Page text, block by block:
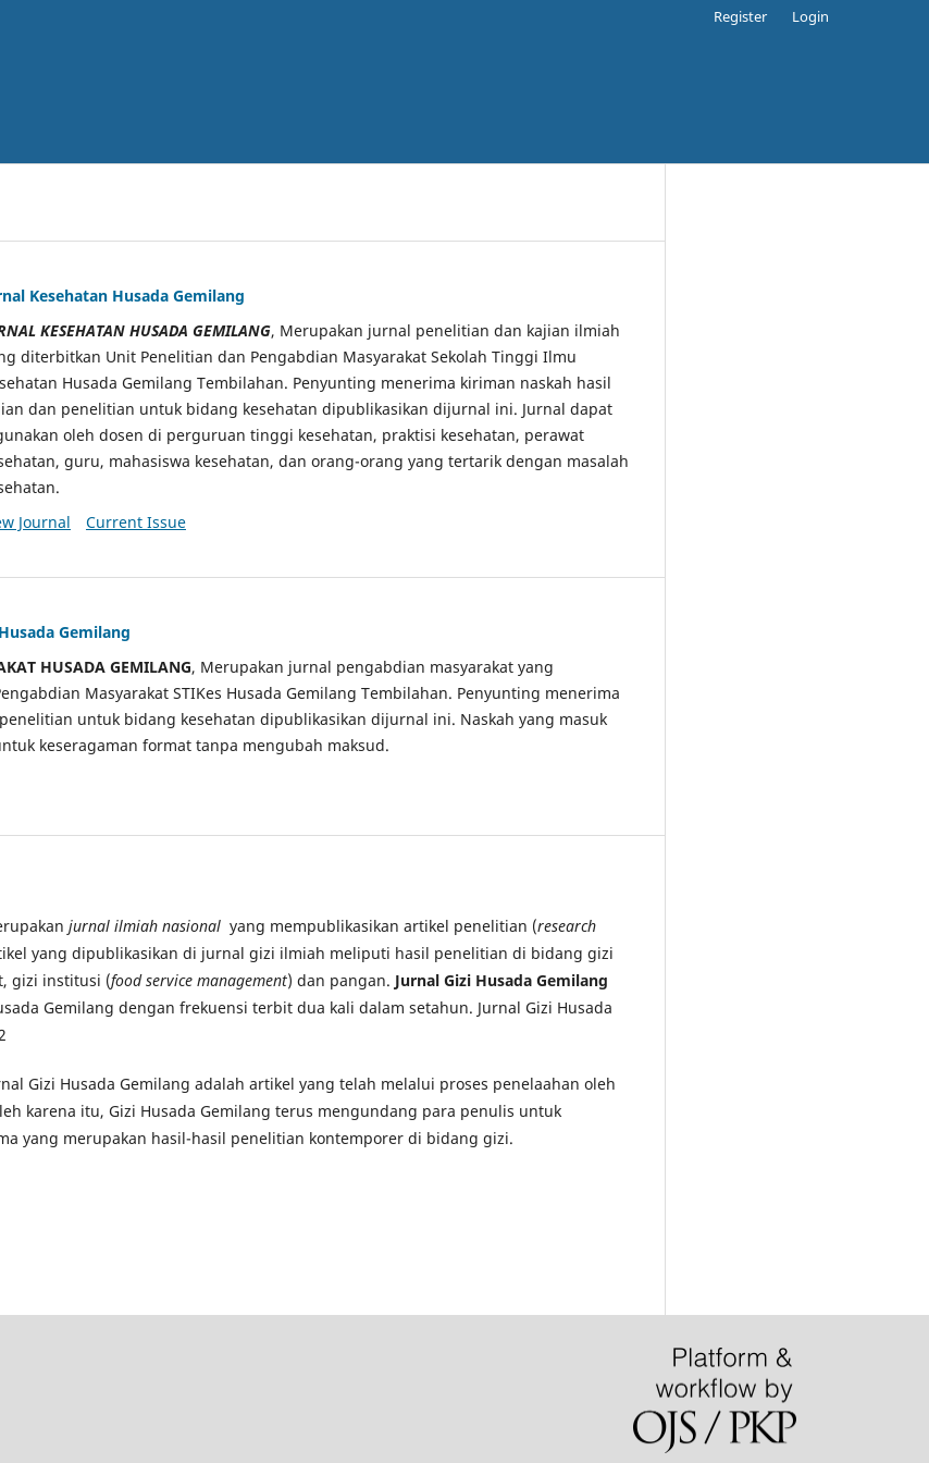
Register Login
Kesehatan Husada Gemilang
KESEHATAN HUSADA GEMILANG, Merupakan jurnal penelitian dan kajian ilmiah
diterbitkan Unit Penelitian dan Pengabdian Masyarakat Sekolah Tinggi Ilmu
Husada Gemilang Tembilahan. Penyunting menerima kiriman naskah hasil
dan penelitian untuk bidang kesehatan dipublikasikan dijurnal ini. Jurnal dapat
oleh dosen di perguruan tinggi kesehatan, praktisi kesehatan, perawat
guru, mahasiswa kesehatan, dan orang-orang yang tertarik dengan masalah
Journal
Current Issue
Gemilang
HUSADA GEMILANG, Merupakan jurnal pengabdian masyarakat yang
Masyarakat STIKes Husada Gemilang Tembilahan. Penyunting menerima
untuk bidang kesehatan dipublikasikan dijurnal ini. Naskah yang masuk
keseragaman format tanpa mengubah maksud.
jurnal ilmiah nasional yang mempublikasikan artikel penelitian (research
yang dipublikasikan di jurnal gizi ilmiah meliputi hasil penelitian di bidang gizi
gizi institusi (food service management) dan pangan. Jurnal Gizi Husada Gemilang
Gemilang dengan frekuensi terbit dua kali dalam setahun. Jurnal Gizi Husada
Gizi Husada Gemilang adalah artikel yang telah melalui proses penelaahan oleh
karena itu, Gizi Husada Gemilang terus mengundang para penulis untuk
yang merupakan hasil-hasil penelitian kontemporer di bidang gizi.